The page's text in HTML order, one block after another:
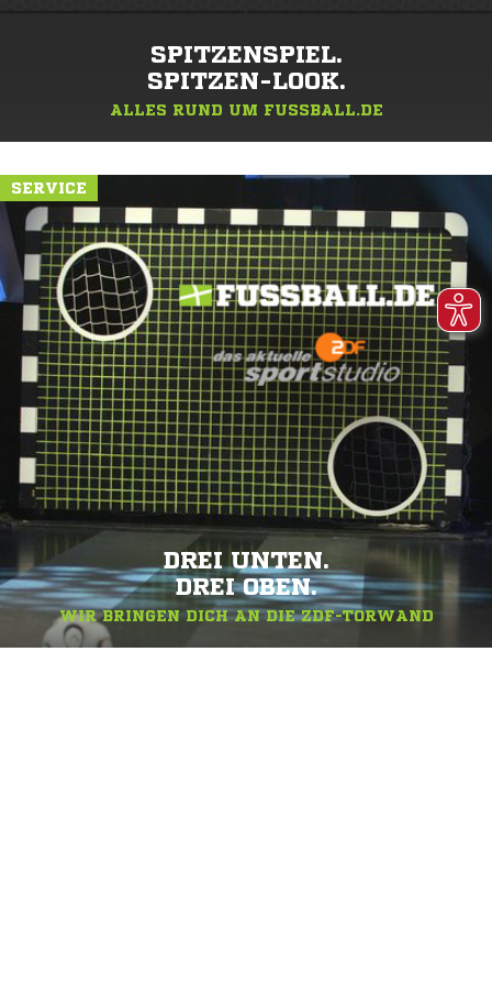
SPITZENSPIEL.
SPITZEN-LOOK.
ALLES RUND UM FUSSBALL.DE
SERVICE
DREI UNTEN.
DREI OBEN.
WIR BRINGEN DICH AN DIE ZDF-TORWAND